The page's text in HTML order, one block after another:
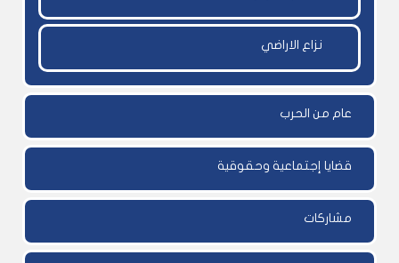
نزاع الاراضي
عام من الحرب
قضايا إجتماعية وحقوقية
مشاركات